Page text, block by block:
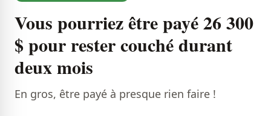
Vous pourriez être payé 26 300
$ pour rester couché durant
deux mois
En gros, être payé à presque rien faire !